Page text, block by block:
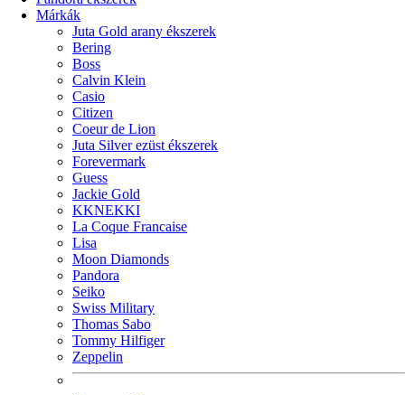
Márkák
Juta Gold arany ékszerek
Bering
Boss
Calvin Klein
Casio
Citizen
Coeur de Lion
Juta Silver ezüst ékszerek
Forevermark
Guess
Jackie Gold
KKNEKKI
La Coque Francaise
Lisa
Moon Diamonds
Pandora
Seiko
Swiss Military
Thomas Sabo
Tommy Hilfiger
Zeppelin